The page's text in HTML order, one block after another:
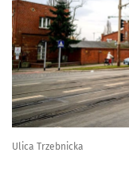
Ulica Trzebnicka